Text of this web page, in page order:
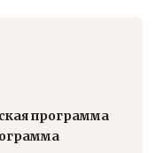
программа